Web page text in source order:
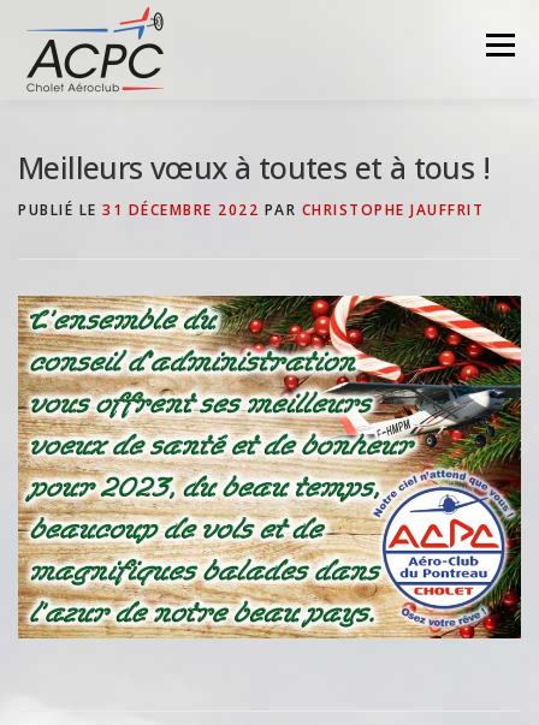
contenu
Menu
Meilleurs vœux à toutes et à tous !
PUBLIÉ LE 31 DÉCEMBRE 2022 PAR CHRISTOPHE JAUFFRIT